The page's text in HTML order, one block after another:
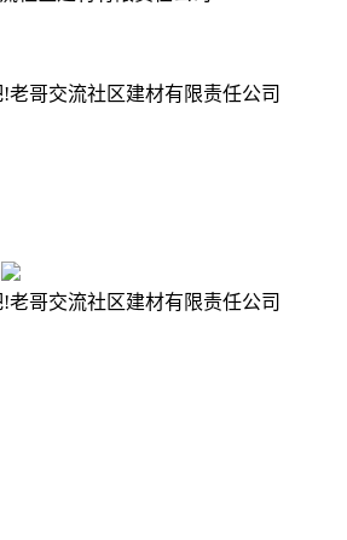
哥交流社区建材有限责任公司
哥交流社区建材有限责任公司